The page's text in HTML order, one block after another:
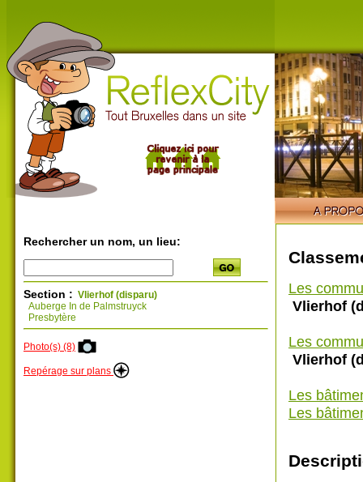
Rechercher un nom, un lieu:
Section : Vlierhof (disparu)
Auberge In de Palmstruyck
Presbytère
Photo(s) (8)
Repérage sur plans
Les
Vlierhof
Les
Vlierhof
Les
Les